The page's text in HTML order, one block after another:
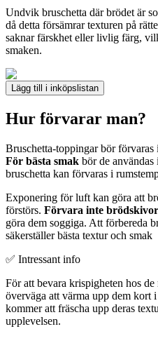
Undvik bruschetta där brödet är
då detta försämrar texturen på
saknar färskhet eller livlig färg,
smaken.
Lägg till i inköpslistan
Hur förvarar man?
Bruschetta-toppingar bör
För bästa smak bör de
bruschetta kan förvaras i
Exponering för luft kan göra att
förstörs. Förvara inte
göra dem soggiga. Att förbereda
säkerställer bästa textur och smak
✅ Intressant info
För att bevara krispigheten hos
överväga att värma upp dem kort
kommer att fräscha upp deras
upplevelsen.